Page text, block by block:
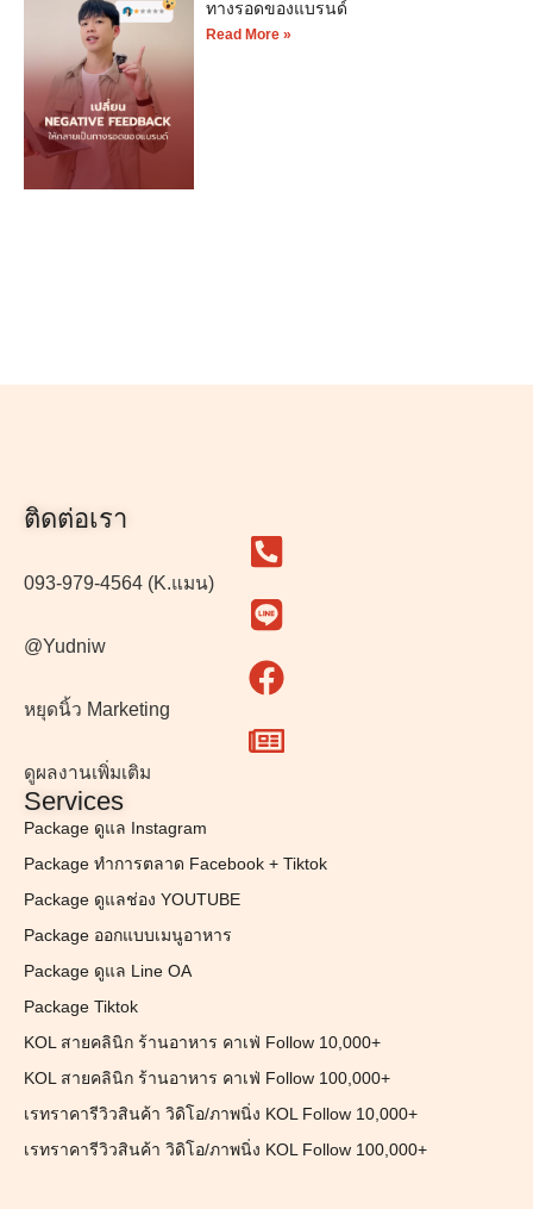
ทางรอดของแบรนด์
Read More »
ติดต่อเรา
093-979-4564 (K.แมน)
@Yudniw
หยุดนิ้ว Marketing
ดูผลงานเพิ่มเติม
Services
Package ดูแล Instagram
Package ทำการตลาด Facebook + Tiktok
Package ดูแลช่อง YOUTUBE
Package ออกแบบเมนูอาหาร
Package ดูแล Line OA
Package Tiktok
KOL สายคลินิก ร้านอาหาร คาเฟ่ Follow 10,000+
KOL สายคลินิก ร้านอาหาร คาเฟ่ Follow 100,000+
เรทราคารีวิวสินค้า วิดิโอ/ภาพนิ่ง KOL Follow 10,000+
เรทราคารีวิวสินค้า วิดิโอ/ภาพนิ่ง KOL Follow 100,000+